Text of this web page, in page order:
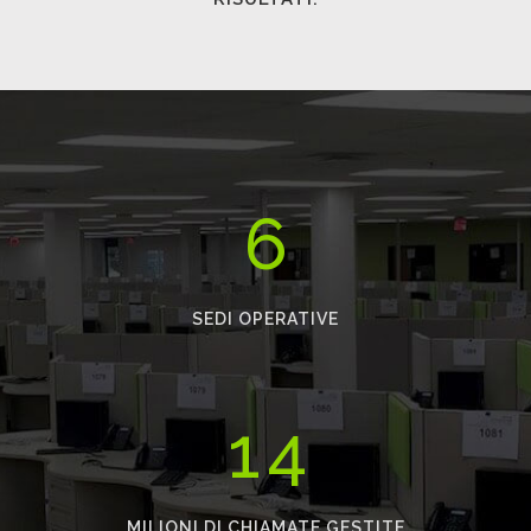
3
4
5
6
SEDI OPERATIVE
0
1
0
1
2
3
4
0
1
0
1
20
1